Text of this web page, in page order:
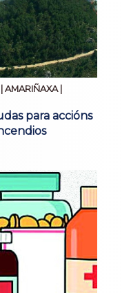
AMARIÑAXA |
para accións